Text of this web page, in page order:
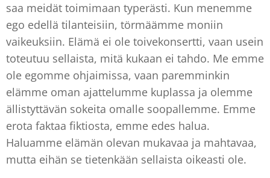
saa meidät toimimaan typerästi. Kun menemme
ego edellä tilanteisiin, törmäämme moniin
vaikeuksiin. Elämä ei ole toivekonsertti, vaan usein
toteutuu sellaista, mitä kukaan ei tahdo. Me emme
ole egomme ohjaimissa, vaan paremminkin
elämme oman ajattelumme kuplassa ja olemme
ällistyttävän sokeita omalle soopallemme. Emme
erota faktaa fiktiosta, emme edes halua.
Haluamme elämän olevan mukavaa ja mahtavaa,
mutta eihän se tietenkään sellaista oikeasti ole.